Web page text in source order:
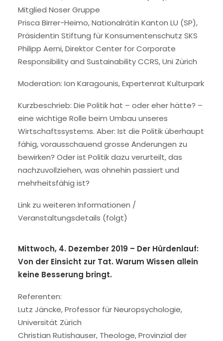
Mitglied Noser Gruppe
Prisca Birrer-Heimo, Nationalrätin Kanton LU (SP),
Präsidentin Stiftung für Konsumentenschutz SKS
Philipp Aerni, Direktor Center for Corporate
Responsibility and Sustainability CCRS, Uni Zürich
Moderation: Ion Karagounis, Expertenrat Kulturpark
Kurzbeschrieb: Die Politik hat – oder eher hätte? –
eine wichtige Rolle beim Umbau unseres
Wirtschaftssystems. Aber: Ist die Politik überhaupt
fähig, vorausschauend grosse Änderungen zu
bewirken? Oder ist Politik dazu verurteilt, das
nachzuvollziehen, was ohnehin passiert und
mehrheitsfähig ist?
Link zu weiteren Informationen /
Veranstaltungsdetails (folgt)
Mittwoch, 4. Dezember 2019 – Der Hürdenlauf:
Von der Einsicht zur Tat. Warum Wissen allein
keine Besserung bringt.
Referenten:
Lutz Jäncke, Professor für Neuropsychologie,
Universität Zürich
Christian Rutishauser, Theologe, Provinzial der